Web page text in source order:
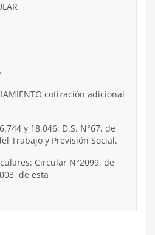
cotización adicional
y 18.046; D.S. N°67, de
Trabajo y Previsión Social.
Circular N°2099, de
de esta